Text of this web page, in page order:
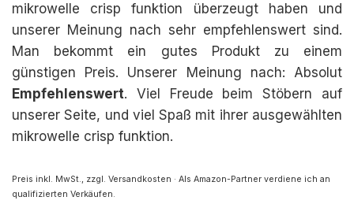
mikrowelle crisp funktion überzeugt haben und
unserer Meinung nach sehr empfehlenswert sind.
Man bekommt ein gutes Produkt zu einem
günstigen Preis. Unserer Meinung nach: Absolut
Empfehlenswert. Viel Freude beim Stöbern auf
unserer Seite, und viel Spaß mit ihrer ausgewählten
mikrowelle crisp funktion.
Preis inkl. MwSt., zzgl. Versandkosten · Als Amazon-Partner verdiene ich an
qualifizierten Verkäufen.